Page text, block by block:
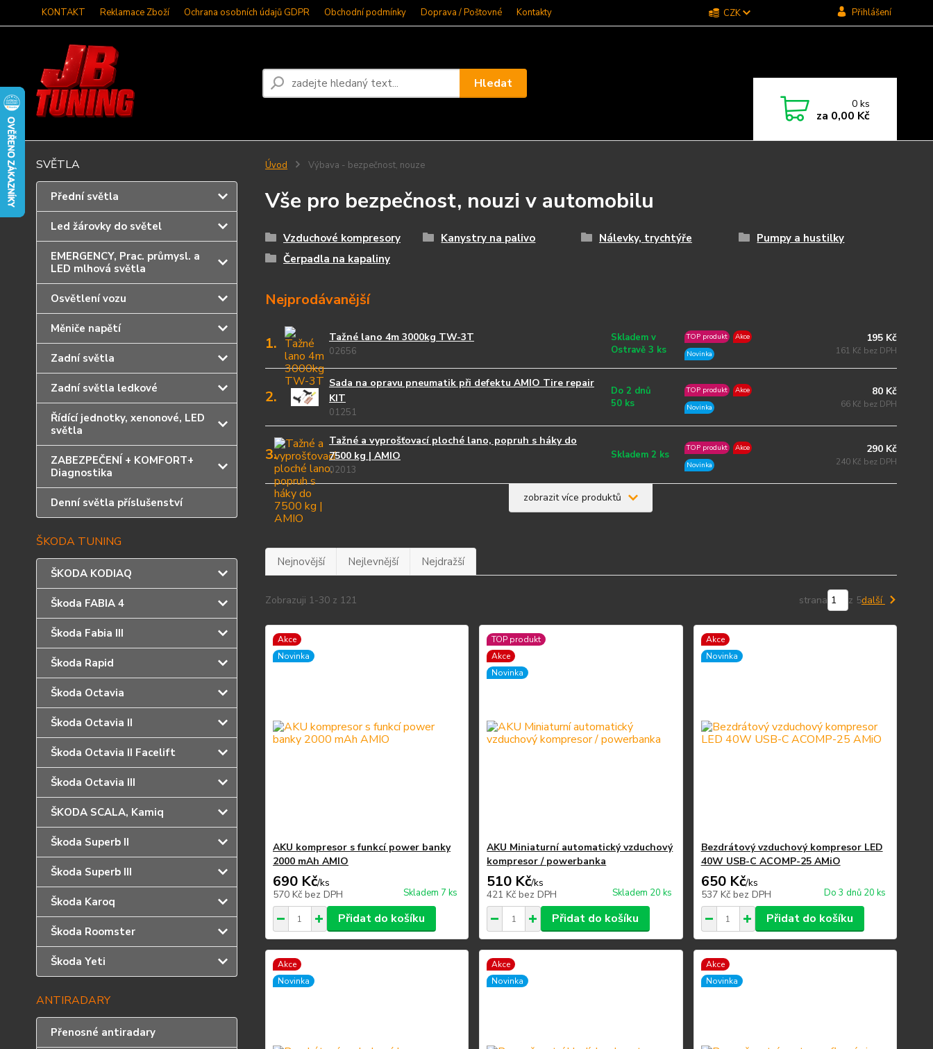
KONTAKT Reklamace Zboží Ochrana osobních údajů GDPR Obchodní podmínky Doprava / Poštovné Kontakty CZK Přihlášení
Hledat
0ks
za 0,00 Kč
SVĚTLA
Přední světla
Led žárovky do světel
EMERGENCY, Prac. průmysl. a
LED mlhová světla
Osvětlení vozu
Měniče napětí
Zadní světla
Zadní světla ledkové
Řídící jednotky, xenonové, LED
světla
ZABEZPEČENÍ + KOMFORT+
Diagnostika
Denní světla příslušenství
ŠKODA TUNING
ŠKODA KODIAQ
Škoda FABIA 4
Škoda Fabia III
Škoda Rapid
Škoda Octavia
Škoda Octavia II
Škoda Octavia II Facelift
Škoda Octavia III
ŠKODA SCALA, Kamiq
Škoda Superb II
Škoda Superb III
Škoda Karoq
Škoda Roomster
Škoda Yeti
ANTIRADARY
Přenosné antiradary
Úvod Výbava - bezpečnost, nouze
Vše pro bezpečnost, nouzi v automobilu
Vzduchové kompresory Kanystry na palivo Nálevky, trychtýře
Pumpy a hustilky
Čerpadla na kapaliny
Nejprodávanější
1. Tažné lano 4m 3000kg TW-3T
02656
Skladem v
Ostravě 3 ks
TOP produkt
Akce
Novinka
195 Kč
161 Kč bez DPH
2.
Sada na opravu pneumatik při defektu AMIO Tire repair
KIT
01251
Do 2 dnů
50 ks
TOP produkt
Akce
Novinka
80 Kč
66 Kč bez DPH
3.
Tažné a vyprošťovací ploché lano, popruh s háky do
7500 kg | AMIO
02013
Skladem 2 ks
TOP produkt
Akce
Novinka
290 Kč
240 Kč bez DPH
zobrazit více produktů
Nejnovější Nejlevnější Nejdražší
Zobrazuji 1-30 z 121 strana z 5další
Akce
Novinka
AKU kompresor s funkcí power banky
2000 mAh AMIO
690 Kč/ks
570 Kč bez DPH Skladem 7 ks
Přidat do košíku
TOP produkt
Akce
Novinka
AKU Miniaturní automatický vzduchový
kompresor / powerbanka
510 Kč/ks
421 Kčbez DPH Skladem 20 ks
Přidat do košíku
Akce
Novinka
Bezdrátový vzduchový kompresor LED
40W USB-C ACOMP-25 AMiO
650 Kč/ks
537 Kč bez DPH Do 3 dnů 20 ks
Přidat do košíku
Akce
Novinka
Akce
Novinka
Akce
Novinka